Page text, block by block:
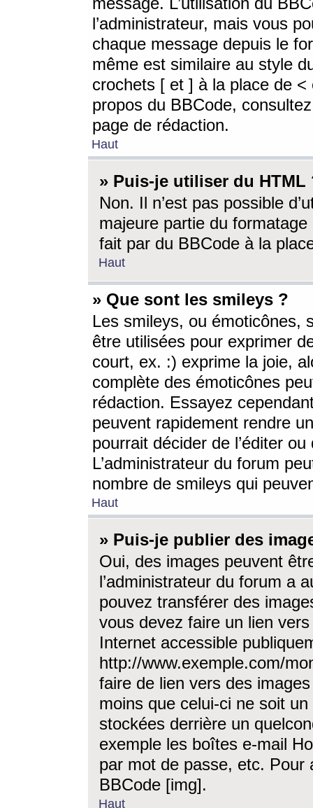
l’administrateur, mais vous
chaque message depuis le
même est similaire au style
crochets [ et ] à la place de <
propos du BBCode,
page de rédaction.
Haut
» Puis-je utiliser du HTML
Non. Il n’est pas possible
majeure partie du
fait par du BBCode à la
Haut
» Que sont les smileys ?
Les smileys, ou émoticônes,
être utilisées pour exprimer
court, ex. :) exprime la joie,
complète des émoticônes
rédaction. Essayez
peuvent rapidement rendre
pourrait décider de l’éditer
L’administrateur du forum
nombre de smileys qui
Haut
» Puis-je publier des
Oui, des images peuvent
l’administrateur du forum a
pouvez transférer des
vous devez faire un lien
Internet accessible
http://www.exemple.com/
faire de lien vers des
moins que celui-ci ne soit
stockées derrière un
exemple les boîtes e-mail
par mot de passe, etc. Pour
BBCode [img].
Haut